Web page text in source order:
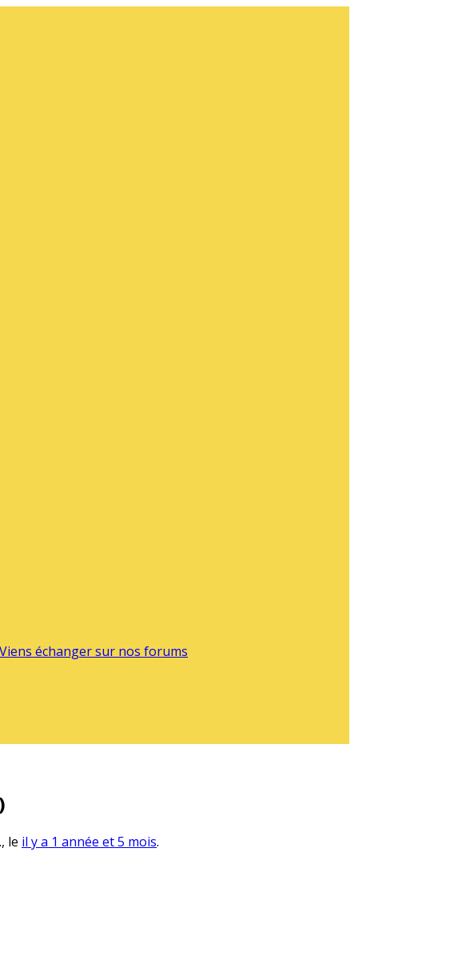
échanger sur nos forums
le il y a 1 année et 5 mois.